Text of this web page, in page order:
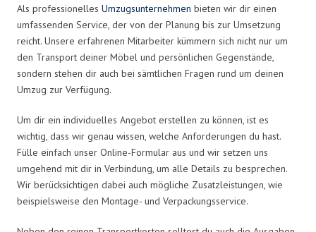
Als professionelles Umzugsunternehmen bieten wir dir einen
umfassenden Service, der von der Planung bis zur Umsetzung
reicht. Unsere erfahrenen Mitarbeiter kümmern sich nicht nur um
den Transport deiner Möbel und persönlichen Gegenstände,
sondern stehen dir auch bei sämtlichen Fragen rund um deinen
Umzug zur Verfügung.
Um dir ein individuelles Angebot erstellen zu können, ist es
wichtig, dass wir genau wissen, welche Anforderungen du hast.
Fülle einfach unser Online-Formular aus und wir setzen uns
umgehend mit dir in Verbindung, um alle Details zu besprechen.
Wir berücksichtigen dabei auch mögliche Zusatzleistungen, wie
beispielsweise den Montage- und Verpackungsservice.